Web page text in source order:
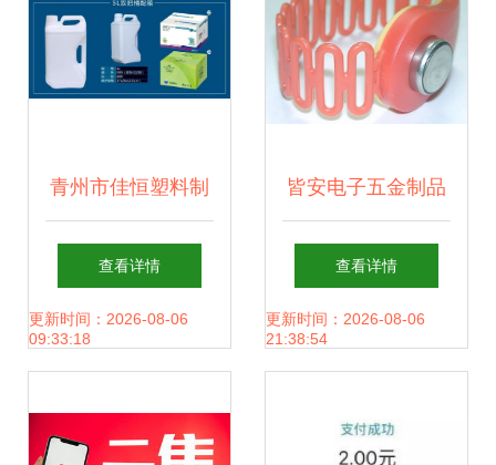
青州市佳恒塑料制
品厂亮相南京植保
特肥交易会，展位
查看详情
更新时间：2026-08-06
09:33:18
皆安电子五金制品
厂产品大图 TM卡
手牌、桑拿锁钥匙
挽带全解析
查看详情
更新时间：2026-08-06
21:38:54